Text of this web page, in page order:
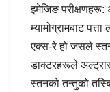
इमेजिङ
म्यामोग्रामबाट
एक्स-रे हो जसले
डाक्टरहरूले
स्तनको तन्तुको